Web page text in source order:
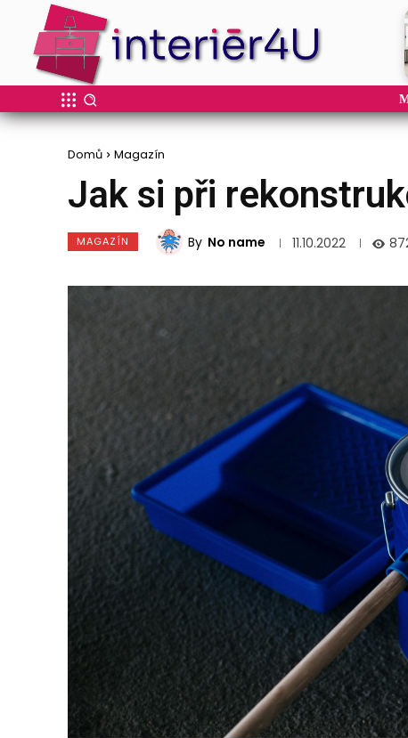
Domů Magazín
Jak si při
MAGAZÍN By No name 11.10.2022